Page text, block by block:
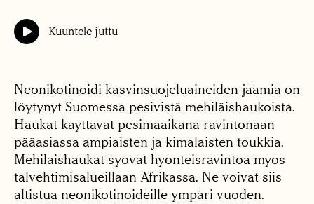
Kuuntele juttu
Neonikotinoidi-kasvinsuojeluaineiden jäämiä on
löytynyt Suomessa pesivistä mehiläishaukoista.
Haukat käyttävät pesimäaikana ravintonaan
pääasiassa ampiaisten ja kimalaisten toukkia.
Mehiläishaukat syövät hyönteisravintoa myös
talvehtimisalueillaan Afrikassa. Ne voivat siis
altistua neonikotinoideille ympäri vuoden.